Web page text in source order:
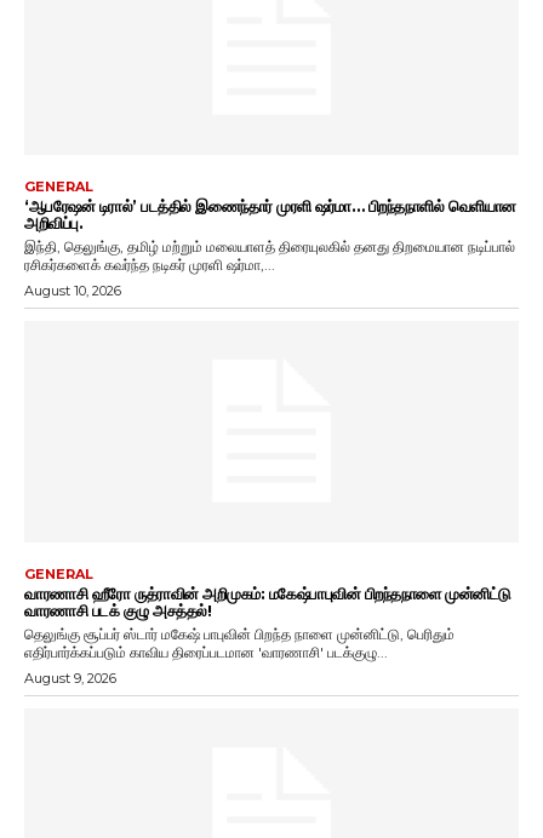
GENERAL
‘ஆபரேஷன் டிரால்’ படத்தில் இணைந்தார் முரளி ஷர்மா… பிறந்தநாளில் வெளியான
அறிவிப்பு.
இந்தி, தெலுங்கு, தமிழ் மற்றும் மலையாளத் திரையுலகில் தனது திறமையான நடிப்பால்
ரசிகர்களைக் கவர்ந்த நடிகர் முரளி ஷர்மா,...
August 10, 2026
GENERAL
வாரணாசி ஹீரோ ருத்ராவின் அறிமுகம்: மகேஷ்பாபுவின் பிறந்தநாளை முன்னிட்டு
வாரணாசி படக் குழு அசத்தல்!
தெலுங்கு சூப்பர் ஸ்டார் மகேஷ் பாபுவின் பிறந்த நாளை முன்னிட்டு, பெரிதும்
எதிர்பார்க்கப்படும் காவிய திரைப்படமான 'வாரணாசி' படக்குழு...
August 9, 2026